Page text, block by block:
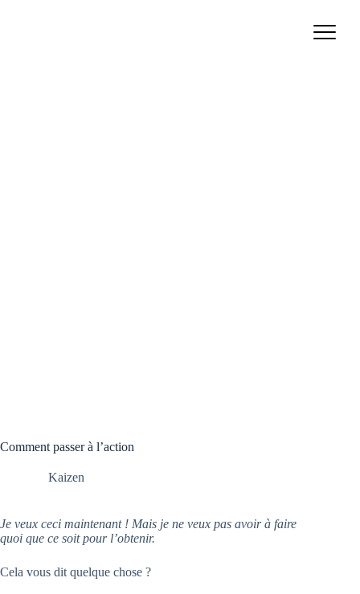
Comment passer à l’action
Kaizen
Je veux ceci maintenant ! Mais je ne veux pas avoir à faire
quoi que ce soit pour l’obtenir.
Cela vous dit quelque chose ?